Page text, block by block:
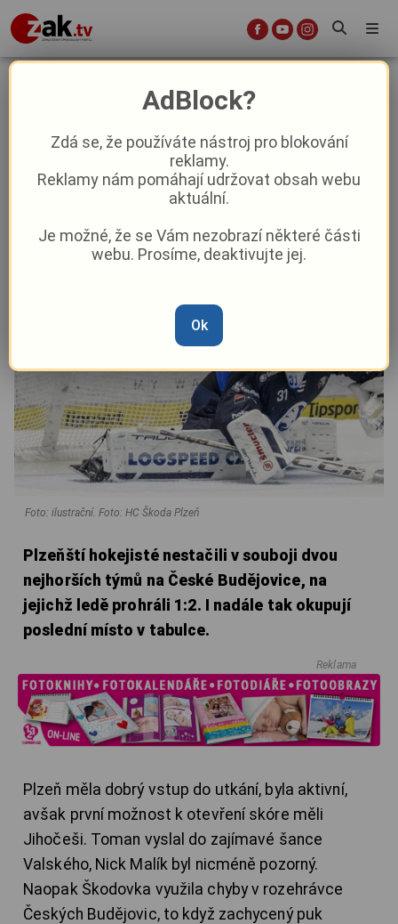
Problém pro Škodovku. Padla už
pošesté v řadě a zůstává poslední
18. 10. 2024| 17:59
Foto: ilustrační. Foto: HC Škoda Plzeň
Plzeňští hokejisté nestačili v souboji dvou
nejhorších týmů na České Budějovice, na
jejichž ledě prohráli 1:2. I nadále tak okupují
poslední místo v tabulce.
Reklama
Plzeň měla dobrý vstup do utkání, byla aktivní,
avšak první možnost k otevření skóre měli
Jihočeši. Toman vyslal do zajímavé šance
Valského, Nick Malík byl nicméně pozorný.
Naopak Škodovka využila chyby v rozehrávce
Českých Budějovic, to když zachycený puk
AdBlock?
Zdá se, že používáte nástroj pro blokování
reklamy.
Reklamy nám pomáhají udržovat obsah webu
aktuální.
Je možné, že se Vám nezobrazí některé části
webu. Prosíme, deaktivujte jej.
Ok